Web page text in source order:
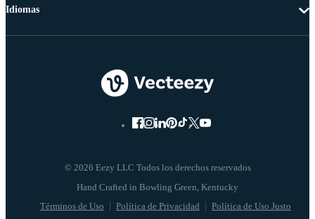
© 2026 Eezy LLC Todos los derechos reservados
Términos de Uso Política de Privacidad Política de Uso Justo
Idiomas